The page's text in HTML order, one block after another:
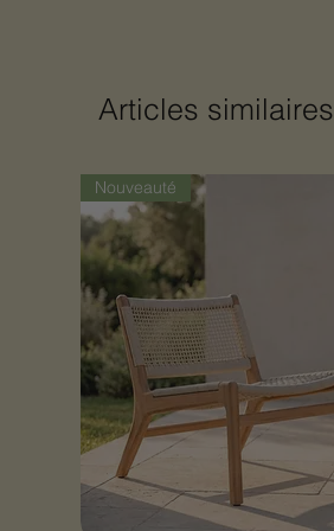
Articles similaires
Nouveauté